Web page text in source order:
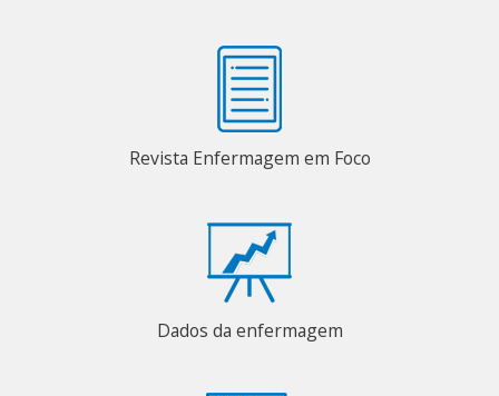
Revista Enfermagem em Foco
Dados da enfermagem